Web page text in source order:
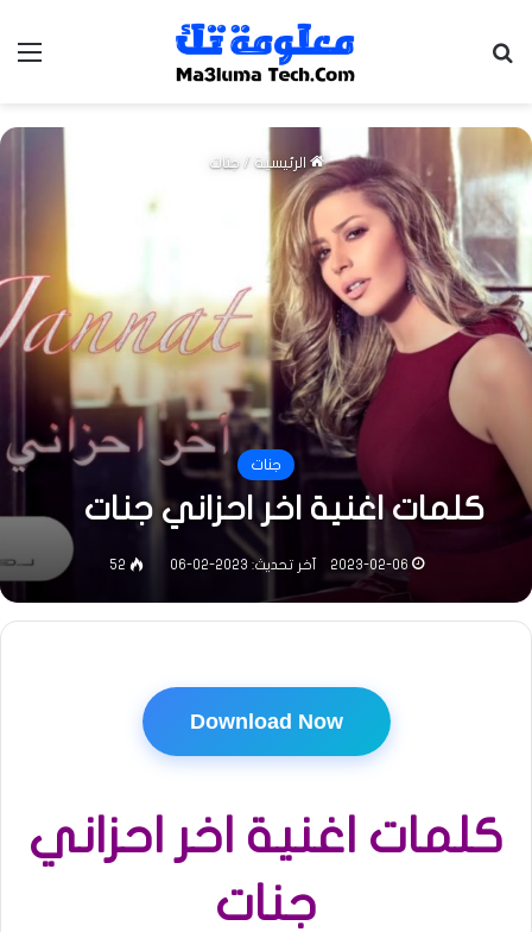
الرئيسية / جنات
جنات
كلمات اغنية اخر احزاني جنات
2023-02-06 آخر تحديث: 2023-02-06 52
Download Now
كلمات اغنية اخر احزاني
جنات